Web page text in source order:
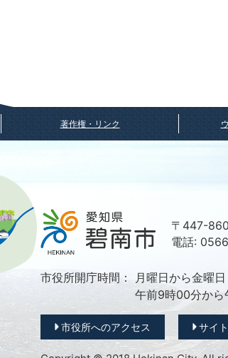
著作権・リンク
〒447-
電話:
市役所開庁時間：
月曜日から金曜
午前9時00分か
市役所へのアクセス サイ